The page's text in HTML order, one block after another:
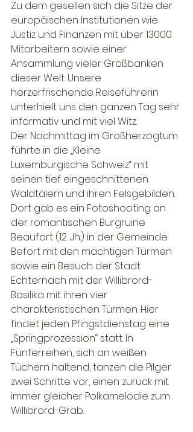
Zu dem gesellen sich die Sitze der
europäischen Institutionen wie
Justiz und Finanzen mit über 13000
Mitarbeitern sowie einer
Ansammlung vieler Großbanken
dieser Welt. Unsere
herzerfrischende Reiseführerin
unterhielt uns den ganzen Tag sehr
informativ und mit viel Witz.
Der Nachmittag im Großherzogtum
führte in die „Kleine
Luxemburgische Schweiz“ mit
seinen tief eingeschnittenen
Waldtälern und ihren Felsgebilden.
Dort gab es ein Fotoshooting an
der romantischen Burgruine
Beaufort (12. Jh.) in der Gemeinde
Befort mit den mächtigen Türmen
sowie ein Besuch der Stadt
Echternach mit der Willibrord-
Basilika mit ihren vier
charakteristischen Türmen. Hier
findet jeden Pfingstdienstag eine
„Springprozession“ statt. In
Fünferreihen, sich an weißen
Tüchern haltend, tanzen die Pilger
zwei Schritte vor, einen zurück mit
immer gleicher Polkamelodie zum
Willibrord-Grab.